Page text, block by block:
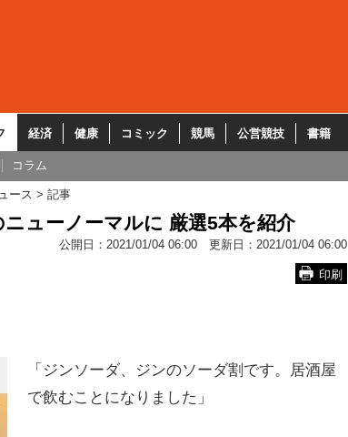
経済 健康 コミック 競馬 公営競技 書籍
コラム
ース 記事
ニューノーマルに 厳選5本を紹介
公開日： 2021/01/04 06:00 更新日： 2021/01/04 06:00
印刷
「ジンソーダ、ジンのソーダ割です。居酒屋
で飲むことになりました」